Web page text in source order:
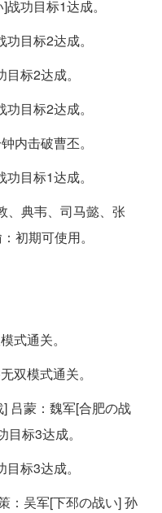
功目标1达成。
目标2达成。
标2达成。
目标2达成。
内击破曹丕。
目标1达成。
、典韦、司马懿、张
初期可使用。
式通关。
双模式通关。
吕蒙：魏军[合肥の战
标3达成。
标3达成。
：吴军[下邳の战い] 孙